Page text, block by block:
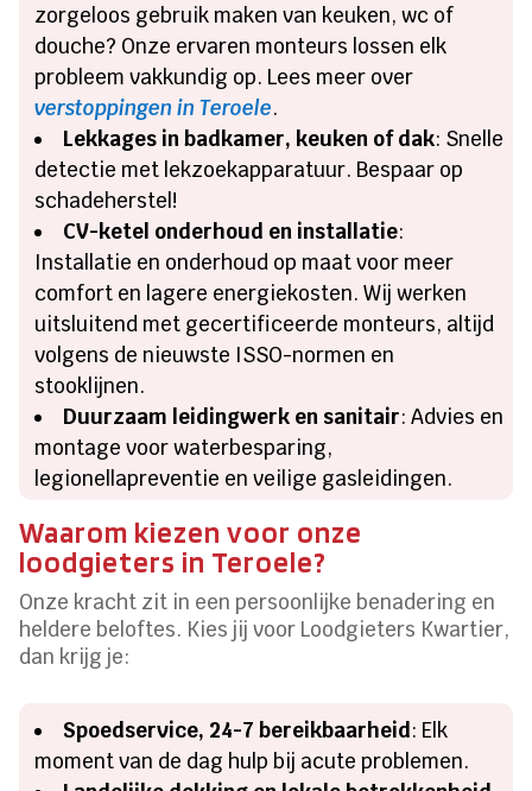
zorgeloos gebruik maken van keuken, wc of
douche? Onze ervaren monteurs lossen elk
probleem vakkundig op. Lees meer over
verstoppingen in Teroele.
Lekkages in badkamer, keuken of dak: Snelle
detectie met lekzoekapparatuur. Bespaar op
schadeherstel!
CV-ketel onderhoud en installatie:
Installatie en onderhoud op maat voor meer
comfort en lagere energiekosten. Wij werken
uitsluitend met gecertificeerde monteurs, altijd
volgens de nieuwste ISSO-normen en
stooklijnen.
Duurzaam leidingwerk en sanitair: Advies en
montage voor waterbesparing,
legionellapreventie en veilige gasleidingen.
Waarom kiezen voor onze
loodgieters in Teroele?
Onze kracht zit in een persoonlijke benadering en
heldere beloftes. Kies jij voor Loodgieters Kwartier,
dan krijg je:
Spoedservice, 24-7 bereikbaarheid: Elk
moment van de dag hulp bij acute problemen.